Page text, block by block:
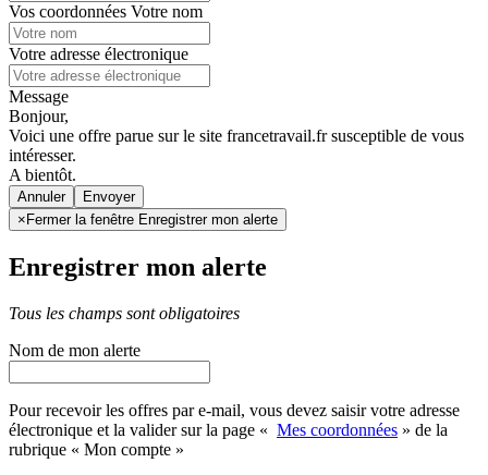
Vos coordonnées Votre nom
Votre adresse électronique
Message
Bonjour,
Voici une offre parue sur le site francetravail.fr susceptible de vous
intéresser.
A bientôt.
Annuler
× Fermer la fenêtre Enregistrer mon alerte
Enregistrer mon alerte
Tous les champs sont obligatoires
Nom de mon alerte
Pour recevoir les offres par e-mail, vous devez saisir votre adresse
électronique et la valider sur la page « Mes coordonnées » de la
rubrique « Mon compte »